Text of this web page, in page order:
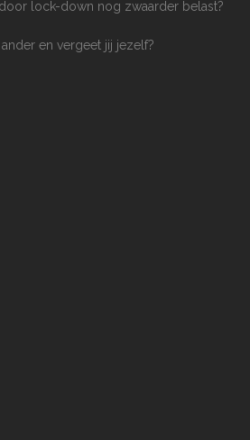
lock-down nog zwaarder belast?
en vergeet jij jezelf?